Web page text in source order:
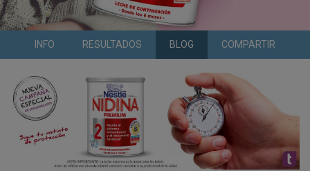
INFO RESULTADOS BLOG COMPARTIR